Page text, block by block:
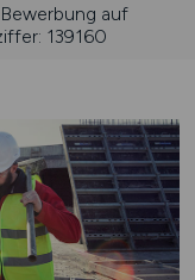
auf
139160